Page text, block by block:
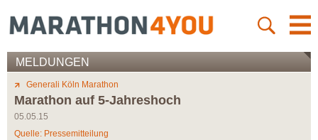
MELDUNGEN
Generali Köln Marathon
Marathon auf 5-Jahreshoch
05.05.15
Quelle: Pressemitteilung